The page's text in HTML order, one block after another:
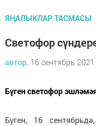
ЯҢАЛЫКЛАР ТАСМАСЫ
Светофор
автор, 16 сентябрь
Бүген светофор
Бүген, 16